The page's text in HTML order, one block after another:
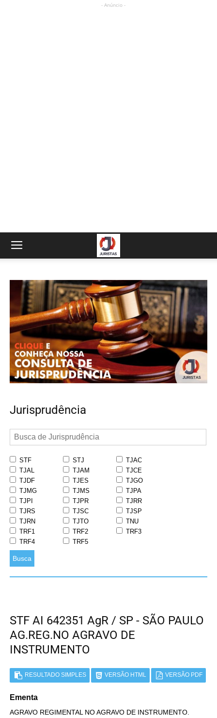
- Anúncio -
Jurisprudência
STF STJ
TJAC
TJAL
TJAM
TJCE
TJDF
TJES
TJGO
TJMG
TJMS
TJPA
TJPI
TJPR
TJRR
TJRS
TJSC
TJSP
TJRN
TJTO
TNU
TRF1
TRF2
TRF3
TRF4
TRF5
Busca
STF AI 642351 AgR / SP - SÃO PAULO
AG.REG.NO AGRAVO DE
INSTRUMENTO
RESULTADO SIMPLES VERSÃO HTML VERSÃO PDF
Ementa
AGRAVO REGIMENTAL NO AGRAVO DE INSTRUMENTO.